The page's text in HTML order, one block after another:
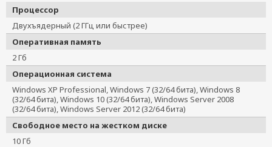
MXview-2000
PWR-12300-WPEU-S1
MXview Upgrade-50
DR-4524
DR-75-24
DR-120-24
DR-120-48
DR-75-48
LB-RJ4510P-RS232
Процессор
Двухъядерный (2 ГГц или быстрее)
Оперативная память
2 Гб
Операционная система
Windows XP Professional, Windows 7 (32/64 бита), Windows 8
(32/64 бита), Windows 10 (32/64 бита), Windows Server 2008
(32/64 бита), Windows Server 2012 (32/64 бита)
Свободное место на жестком диске
10 Гб